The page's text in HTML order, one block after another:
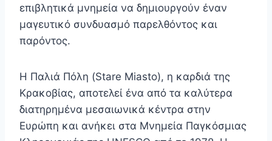
επιβλητικά μνημεία να δημιουργούν έναν
μαγευτικό συνδυασμό παρελθόντος και
παρόντος.
Η Παλιά Πόλη (Stare Miasto), η καρδιά της
Κρακοβίας, αποτελεί ένα από τα καλύτερα
διατηρημένα μεσαιωνικά κέντρα στην
Ευρώπη και ανήκει στα Μνημεία Παγκόσμιας